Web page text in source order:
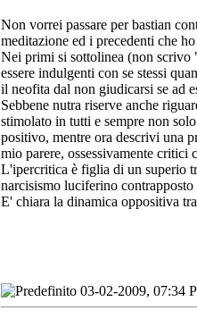
Non vorrei passare per bastian
meditazione ed i precedenti che
Nei primi si sottolinea (non scrivo
essere indulgenti con se stessi
il neofita dal non giudicarsi se ad
Sebbene nutra riserve anche
stimolato in tutti e sempre non
positivo, mentre ora descrivi una
mio parere, ossessivamente critici
L'ipercritica è figlia di un superio
narcisismo luciferino contrapposto
E' chiara la dinamica oppositiva
03-02-2009, 07:34